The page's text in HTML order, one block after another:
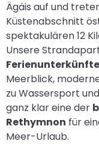
Ägäis auf und
Küstenabschnitt
spektakulären 12
Unsere
Ferienunterkünfte
Meerblick,
zu Wassersport
ganz klar eine der
Rethymnon für
Meer-Urlaub.